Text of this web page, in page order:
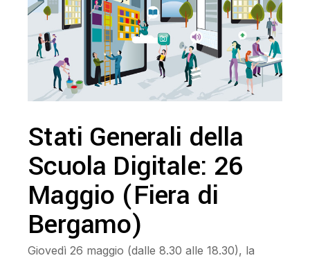
Stati Generali della
Scuola Digitale: 26
Maggio (Fiera di
Bergamo)
Giovedì 26 maggio (dalle 8.30 alle 18.30), la